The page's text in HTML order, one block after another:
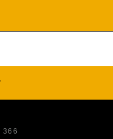
366